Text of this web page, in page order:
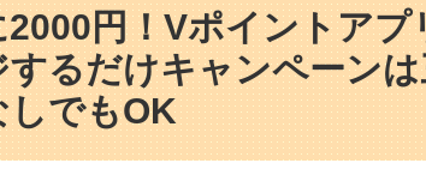
2000円！Vポイントアプ
するだけキャンペーンは
しでもOK